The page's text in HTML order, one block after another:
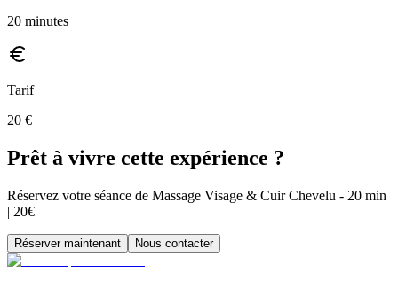
20 minutes
Tarif
20 €
Prêt à vivre cette expérience ?
Réservez votre séance de Massage Visage & Cuir Chevelu - 20 min
| 20€
Réserver maintenant Nous contacter